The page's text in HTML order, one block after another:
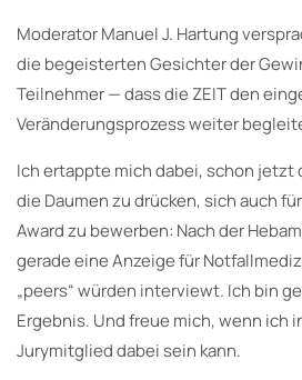
Moderator Manuel J. Hartung
die begeisterten Gesichter der
Teilnehmer — dass die ZEIT den
Veränderungsprozess weiter
Ich ertappte mich dabei, schon jetzt
die Daumen zu drücken, sich auch
Award zu bewerben: Nach der
gerade eine Anzeige für
„peers“ würden interviewt. Ich bin
Ergebnis. Und freue mich, wenn ich
Jurymitglied dabei sein kann.